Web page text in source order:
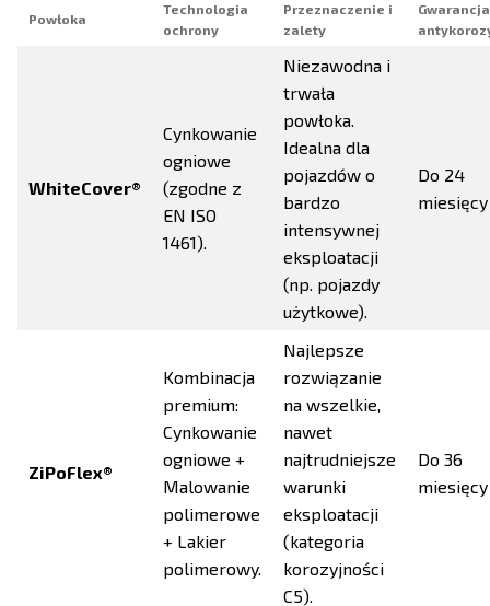
Powłoka
Technologia
ochrony
Przeznaczenie i
zalety
Gwarancja
WhiteCover®
Cynkowanie
ogniowe
(zgodne z
EN ISO
1461).
Niezawodna i
trwała
powłoka.
Idealna dla
pojazdów o
bardzo
intensywnej
eksploatacji
(np. pojazdy
użytkowe).
Do 24
miesięcy
ZiPoFlex®
Kombinacja
premium:
Cynkowanie
ogniowe +
Malowanie
polimerowe
+ Lakier
polimerowy.
Najlepsze
rozwiązanie
na wszelkie,
nawet
najtrudniejsze
warunki
eksploatacji
(kategoria
korozyjności
C5).
Do 36
miesięcy